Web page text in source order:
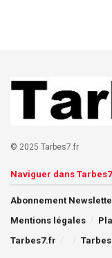
© 2025 Tarbes7.fr
Naviguer dans
Abonnement
Mentions légales
Tarbes7.fr